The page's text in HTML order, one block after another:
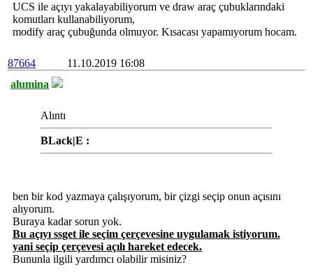
UCS ile açıyı yakalayabiliyorum ve draw araç çubuklarındaki
komutları kullanabiliyorum,
modify araç çubuğunda olmuyor. Kısacası yapamıyorum hocam.
87664
11.10.2019 16:08
alumina
Alıntı
BLack|E :
ben bir kod yazmaya çalışıyorum, bir çizgi seçip onun açısını
alıyorum.
Buraya kadar sorun yok.
Bu açıyı ssget ile seçim çerçevesine uygulamak istiyorum.
yani seçip çerçevesi açılı hareket edecek.
Bununla ilgili yardımcı olabilir misiniz?